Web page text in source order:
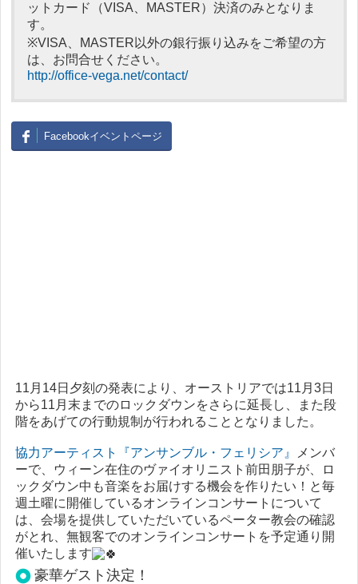
ットカード（VISA、MASTER）決済のみとなりま
す。
※VISA、MASTER以外の銀行振り込みをご希望の方
は、お問合せください。
http://office-vega.net/contact/
Facebookイベントページ
11月14日夕刻の発表により、オーストリアでは11月3日
から11月末までのロックダウンをさらに延長し、また段
階をあげての行動規制が行われることとなりました。
協力アーティスト『アンサンブル・フェリシア』
メンバ
ーで、
ウィーン在住のヴァイオリニスト前田朋子が、ロ
ックダウン中も音楽をお届けする機会を作りたい！と毎
週土曜に開催しているオンラインコンサートについて
は、会場を提供していただいているペーター教会の確認
がとれ、無観客でのオンラインコンサートを予定通り開
催いたします
豪華ゲスト決定！